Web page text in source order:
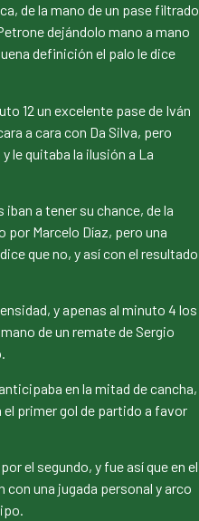
de la mano de un pase filtrado
dejándolo mano a mano
definición el palo le dice
12 un excelente pase de Iván
a cara con Da Silva, pero
le quitaba la ilusión a La
a tener su chance, de la
por Marcelo Díaz, pero una
que no, y así con el resultado
y apenas al minuto 4 los
de un remate de Sergio
en la mitad de cancha,
el primer gol de partido a favor
el segundo, y fue así que en el
una jugada personal y arco